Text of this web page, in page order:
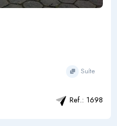
Suíte
Ref.: 1698